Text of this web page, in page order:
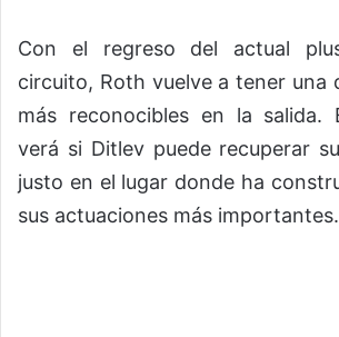
Con el regreso del actual
circuito, Roth vuelve a tener una
más reconocibles en la salida.
verá si Ditlev puede recuperar
justo en el lugar donde ha
sus actuaciones más importantes.